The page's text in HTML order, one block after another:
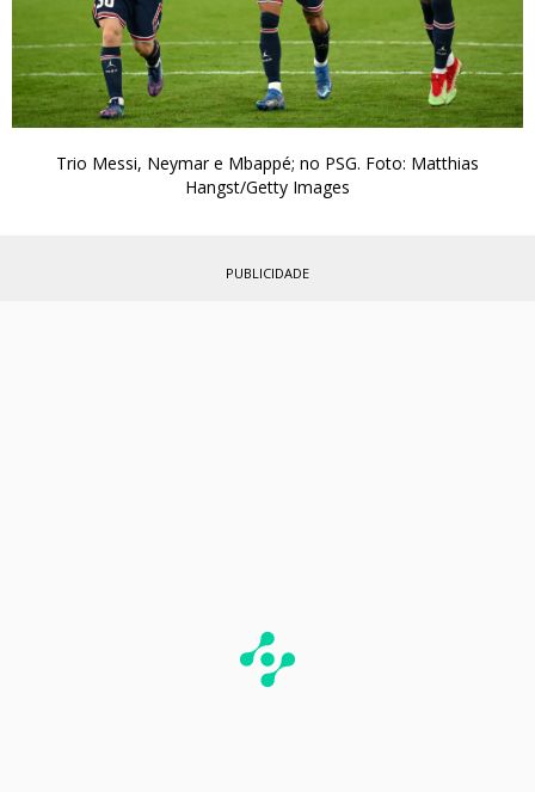
Trio Messi, Neymar e Mbappé; no PSG. Foto: Matthias
Hangst/Getty Images
PUBLICIDADE